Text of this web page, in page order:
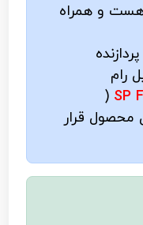
هست و همراه
رام
SP
(
محصول قرار